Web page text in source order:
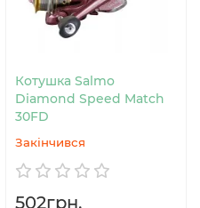
Котушка Salmo
Diamond Speed Match
30FD
Закінчився
502грн.